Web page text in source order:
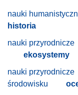
nauki
historia
nauki przyrodnicze
ekosystemy
nauki przyrodnicze
środowisku